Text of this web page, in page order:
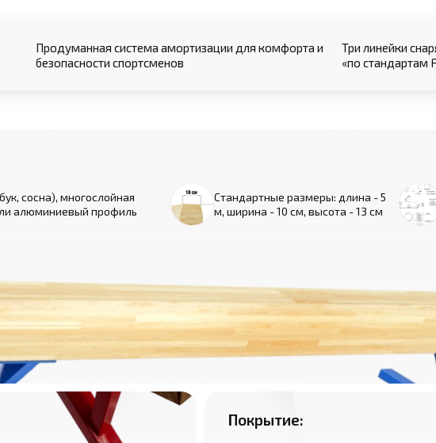
Продуманная система амортизации для комфорта и
безопасности спортсменов
Три линейки
«по стандартам
сосна), многослойная
алюминиевый профиль
Стандартные размеры: длина - 5
м, ширина - 10 см, высота - 13 см
Покрытие: